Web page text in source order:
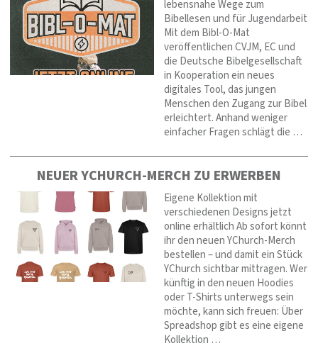
lebensnahe Wege zum
Bibellesen und für Jugendarbeit
Mit dem Bibl-O-Mat
veröffentlichen CVJM, EC und
die Deutsche Bibelgesellschaft
in Kooperation ein neues
digitales Tool, das jungen
Menschen den Zugang zur Bibel
erleichtert. Anhand weniger
einfacher Fragen schlägt die …
NEUER YCHURCH-MERCH ZU ERWERBEN
Eigene Kollektion mit
verschiedenen Designs jetzt
online erhältlich Ab sofort könnt
ihr den neuen YChurch-Merch
bestellen – und damit ein Stück
YChurch sichtbar mittragen. Wer
künftig in den neuen Hoodies
oder T-Shirts unterwegs sein
möchte, kann sich freuen: Über
Spreadshop gibt es eine eigene
Kollektion …